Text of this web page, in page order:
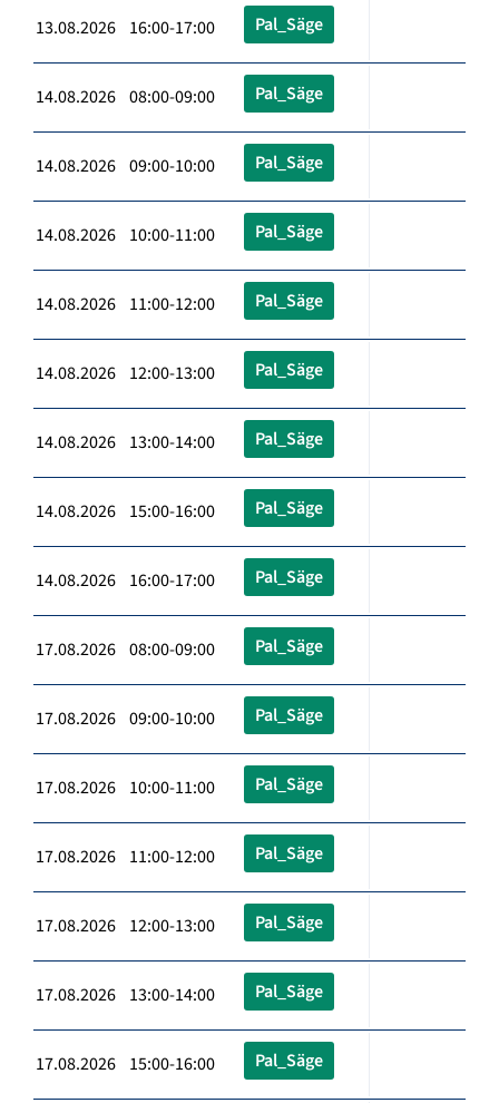
13.08.2026 16:00-17:00 Pal_Säge
14.08.2026 08:00-09:00 Pal_Säge
14.08.2026 09:00-10:00 Pal_Säge
14.08.2026 10:00-11:00 Pal_Säge
14.08.2026 11:00-12:00 Pal_Säge
14.08.2026 12:00-13:00 Pal_Säge
14.08.2026 13:00-14:00 Pal_Säge
14.08.2026 15:00-16:00 Pal_Säge
14.08.2026 16:00-17:00 Pal_Säge
17.08.2026 08:00-09:00 Pal_Säge
17.08.2026 09:00-10:00 Pal_Säge
17.08.2026 10:00-11:00 Pal_Säge
17.08.2026 11:00-12:00 Pal_Säge
17.08.2026 12:00-13:00 Pal_Säge
17.08.2026 13:00-14:00 Pal_Säge
17.08.2026 15:00-16:00 Pal_Säge